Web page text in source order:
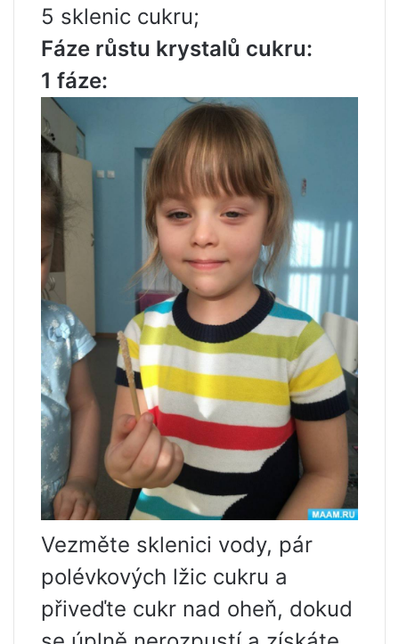
5 sklenic cukru;
Fáze růstu krystalů cukru:
1 fáze:
Vezměte sklenici vody, pár
polévkových lžic cukru a
přiveďte cukr nad oheň, dokud